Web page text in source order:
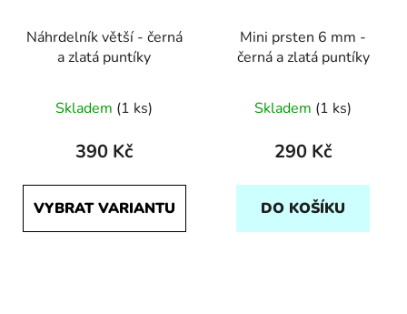
Náhrdelník větší - černá
a zlatá puntíky
Skladem (1 ks)
390 Kč
VYBRAT VARIANTU
Mini prsten 6 mm -
černá a zlatá puntíky
Skladem (1 ks)
290 Kč
DO KOŠÍKU